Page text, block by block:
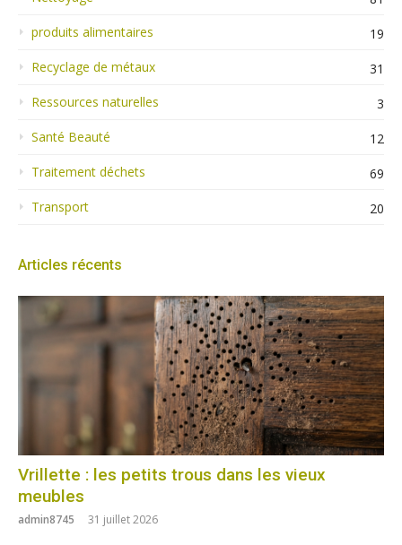
produits alimentaires
19
Recyclage de métaux
31
Ressources naturelles
3
Santé Beauté
12
Traitement déchets
69
Transport
20
Articles récents
Vrillette : les petits trous dans les vieux
meubles
admin8745 31 juillet 2026